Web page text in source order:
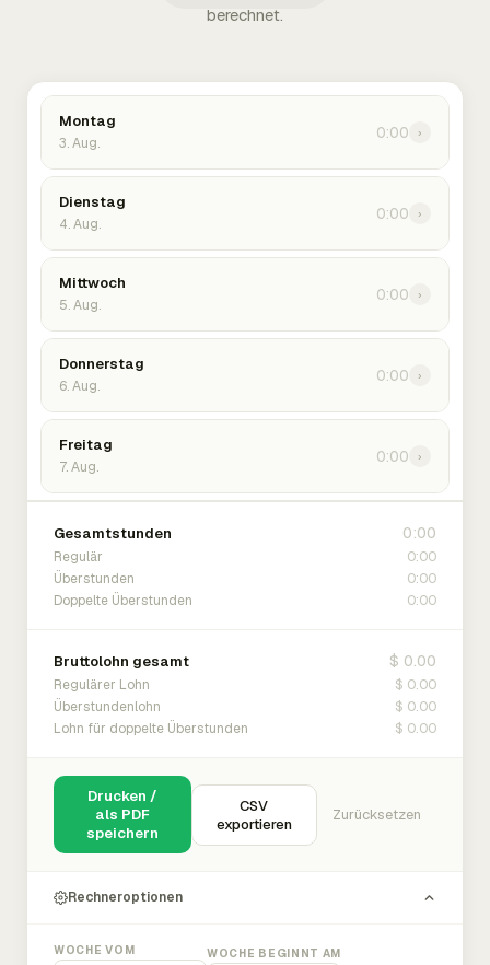
berechnet.
Montag
3. Aug.
0:00 ›
Dienstag
4. Aug.
0:00 ›
Mittwoch
5. Aug.
0:00 ›
Donnerstag
6. Aug.
0:00 ›
Freitag
7. Aug.
0:00 ›
Gesamtstunden 0:00
Regulär 0:00
Überstunden 0:00
Doppelte Überstunden 0:00
Bruttolohn gesamt $ 0.00
Regulärer Lohn $ 0.00
Überstundenlohn $ 0.00
Lohn für doppelte Überstunden $ 0.00
Drucken /
als PDF
speichern
CSV
exportieren
Zurücksetzen
Rechneroptionen
WOCHE VOM WOCHE BEGINNT AM